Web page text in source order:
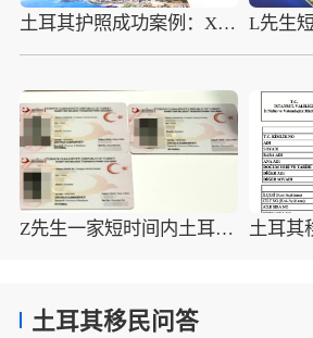
土耳其护照成功案例：X先生全家顺利获得海外护照
Z先生一家短时间内土耳其护照获批，将极大的助力子女教育
土耳其移民问答